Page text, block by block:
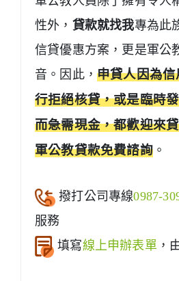
性外， 貸款就找我專為此
信貸優惠方案，更是軍公
音。因此， 申貸人因為
行拒絕核貸，或是臨時
而急需現金，都歡迎來
軍公教貸款免費諮詢。
撥打公司專線0987-
服務
填寫線上申辦表單 ，